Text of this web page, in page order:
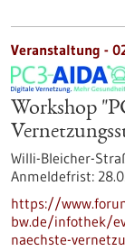
Veranstaltung -
Workshop
Willi-Bleicher-
Anmeldefrist:
https://
bw.de/infothek/
naechste-